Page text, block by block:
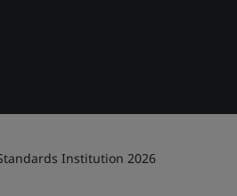
Institution 2026